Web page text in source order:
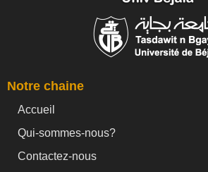
Notre chaine
Accueil
Qui-sommes-nous?
Contactez-nous